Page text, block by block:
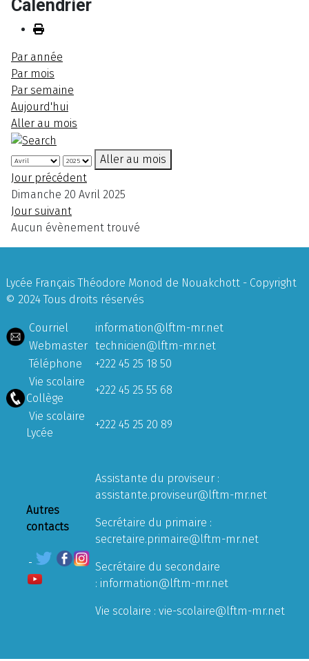
Calendrier
Par année
Par mois
Par semaine
Aujourd'hui
Aller au mois
Aller au mois
Jour précédent
Dimanche 20 Avril 2025
Jour suivant
Aucun évènement trouvé
Lycée Français Théodore Monod de Nouakchott - Copyright
© 2024 Tous droits réservés
Courriel
information@lftm-mr.net
Webmaster technicien@lftm-mr.net
Téléphone
+222 45 25 18 50
Vie scolaire
Collège
+222 45 25 55 68
Vie scolaire
Lycée
+222 45 25 20 89
Autres
contacts
Assistante du proviseur :
assistante.proviseur@lftm-mr.net
Secrétaire du primaire :
secretaire.primaire@lftm-mr.net
Secrétaire du secondaire
: information@lftm-mr.net
Vie scolaire : vie-scolaire@lftm-mr.net